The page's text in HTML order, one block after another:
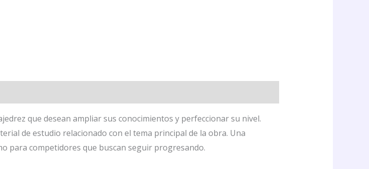
que desean ampliar sus conocimientos y perfeccionar su nivel.
de estudio relacionado con el tema principal de la obra. Una
para competidores que buscan seguir progresando.